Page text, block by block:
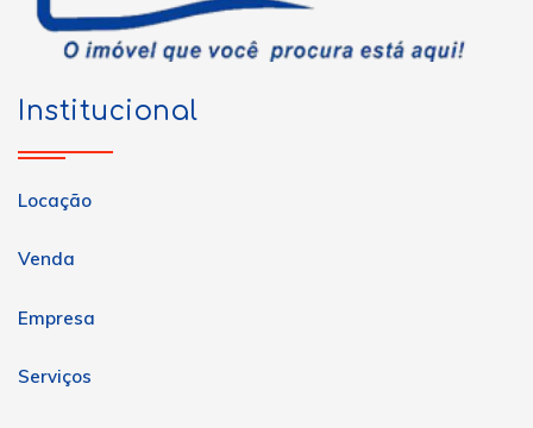
Institucional
Locação
Venda
Empresa
Serviços